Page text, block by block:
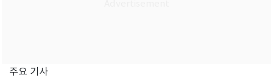
주요 기사